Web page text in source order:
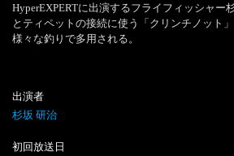
HyperEXPERTに出演するフライフィッシャー
とティペットの接続に使う「クリンチノット
様々な釣りで多用される。
出演者
杉坂 研治
初回放送日